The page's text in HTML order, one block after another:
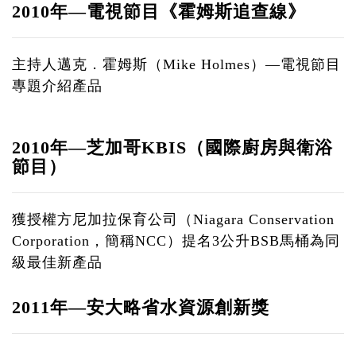
2010年—電視節目《霍姆斯追查線》
主持人邁克．霍姆斯（Mike Holmes）—電視節目
專題介紹產品
2010年—芝加哥KBIS（國際廚房與衛浴
節目）
獲授權方尼加拉保育公司（Niagara Conservation
Corporation，簡稱NCC）提名3公升BSB馬桶為同
級最佳新產品
2011年—安大略省水資源創新獎